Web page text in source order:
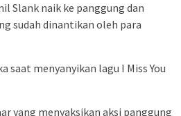
Slank naik ke panggung dan
sudah dinantikan oleh para
saat menyanyikan lagu I Miss You
yang menyaksikan aksi panggung